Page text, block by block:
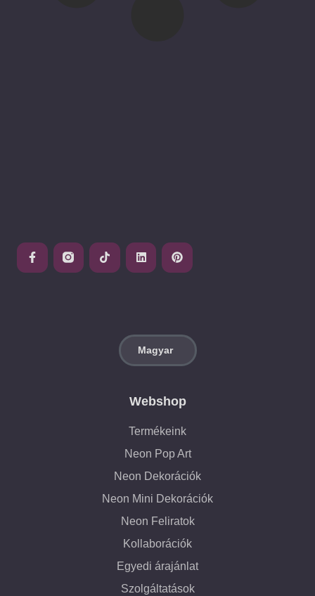
Webshop
Termékeink
Neon Pop Art
Neon Dekorációk
Neon Mini Dekorációk
Neon Feliratok
Kollaborációk
Egyedi árajánlat
Szolgáltatások